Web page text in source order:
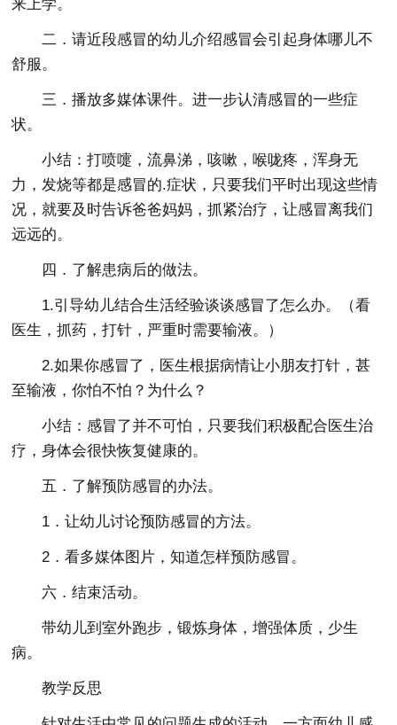
来上学。
二．请近段感冒的幼儿介绍感冒会引起身体哪儿不
舒服。
三．播放多媒体课件。进一步认清感冒的一些症
状。
小结：打喷嚏，流鼻涕，咳嗽，喉咙疼，浑身无
力，发烧等都是感冒的.症状，只要我们平时出现这些情
况，就要及时告诉爸爸妈妈，抓紧治疗，让感冒离我们
远远的。
四．了解患病后的做法。
1.引导幼儿结合生活经验谈谈感冒了怎么办。（看
医生，抓药，打针，严重时需要输液。）
2.如果你感冒了，医生根据病情让小朋友打针，甚
至输液，你怕不怕？为什么？
小结：感冒了并不可怕，只要我们积极配合医生治
疗，身体会很快恢复健康的。
五．了解预防感冒的办法。
1．让幼儿讨论预防感冒的方法。
2．看多媒体图片，知道怎样预防感冒。
六．结束活动。
带幼儿到室外跑步，锻炼身体，增强体质，少生
病。
教学反思